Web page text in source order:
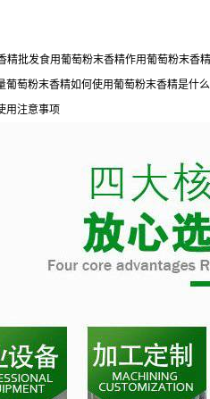
精批发食用葡萄粉末香精作用葡萄粉末
葡萄粉末香精如何使用葡萄粉末香精是什
用注意事项